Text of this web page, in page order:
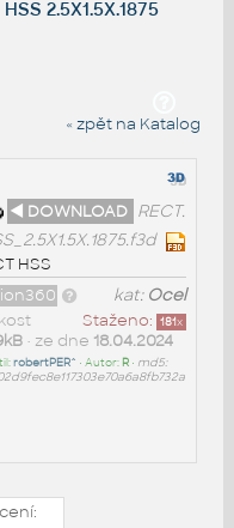
2.5X1.5X.1875
« zpět na Katalog
◄ DOWNLOAD RECT.
HSS
kat: Ocel
Staženo: 181x
• ze dne 18.04.2024
robertPER^ • Autor: R• md5: